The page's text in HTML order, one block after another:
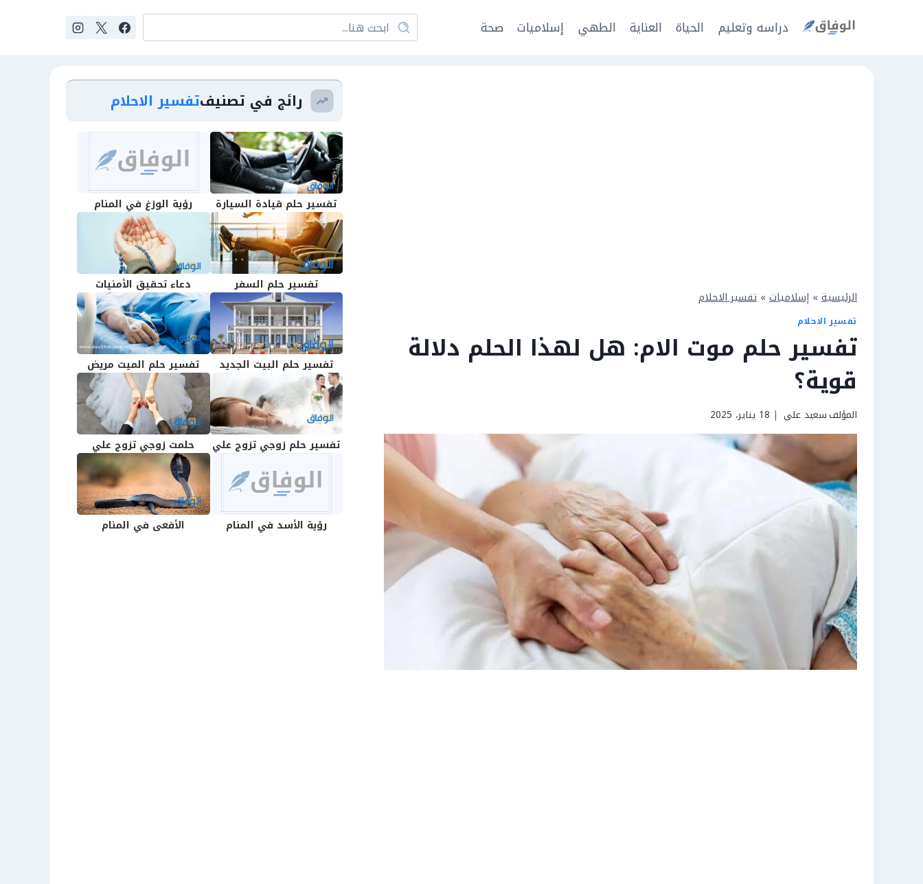
دراسه وتعليم الحياة العناية الطهي إسلاميات صحة
الرئيسية » إسلاميات » تفسير الاحلام
تفسير الاحلام
تفسير حلم موت الام: هل لهذا الحلم دلالة
قوية؟
المؤلفسعيد علي 18 يناير، 2025
رائج في تصنيفتفسير الاحلام
تفسير حلم قيادة السيارة رؤية الوزغ في المنام
تفسير حلم السفر دعاء تحقيق الأمنيات
تفسير حلم البيت الجديد تفسير حلم الميت مريض
تفسير حلم زوجي تزوج علي حلمت زوجي تزوج علي
رؤية الأسد في المنام الأفعى في المنام